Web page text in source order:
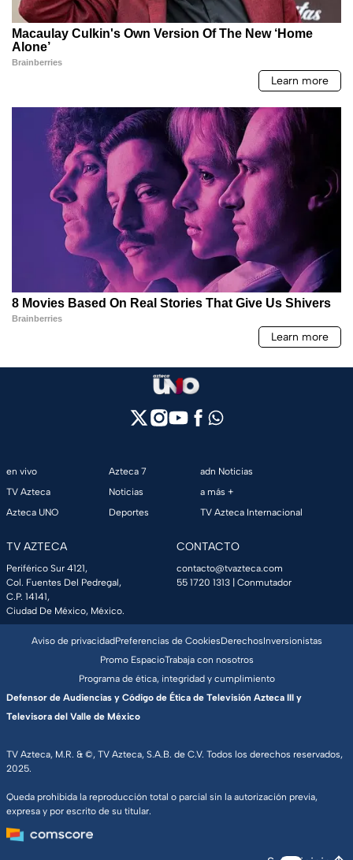
en vivo
TV Azteca
Azteca UNO
Azteca 7
Noticias
Deportes
adn Noticias
a más +
TV Azteca Internacional
TV AZTECA
Periférico Sur 4121,
Col. Fuentes Del Pedregal,
C.P. 14141,
Ciudad De México, México.
CONTACTO
contacto@tvazteca.com
55 1720 1313 | Conmutador
TV Azteca, M.R. & ©, TV Azteca, S.A.B. de C.V. Todos los derechos reservados,
2025.
Queda prohibida la reproducción total o parcial sin la autorización previa,
expresa y por escrito de su titular.
Aviso de privacidadPreferencias de CookiesDerechosInversionistas
Promo EspacioTrabaja con nosotros
Programa de ética, integridad y cumplimiento
Defensor de Audiencias y Código de Ética de Televisión Azteca III y
Televisora del Valle de México